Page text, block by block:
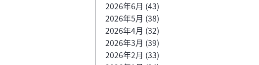
2026年6月 (43)
2026年5月 (38)
2026年4月 (32)
2026年3月 (39)
2026年2月 (33)